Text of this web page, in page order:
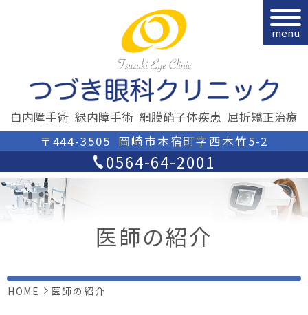
白内障手術 緑内障手術 網膜硝子体疾患 屈折矯正治療
〒444-3505 岡崎市本宿町字西木竹5-2
0564-64-2001
menu
医師の紹介
HOME 医師の紹介